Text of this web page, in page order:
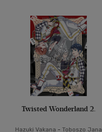
Twisted Wonderland 2.
Hazuki Vakana - Toboszo Jana